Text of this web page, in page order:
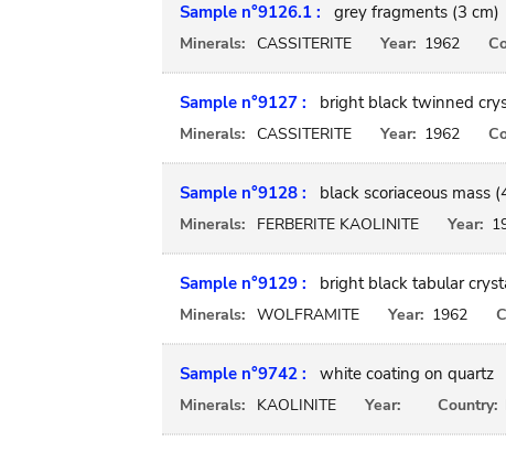
Sample n°9126.1 : grey fragments (3 cm)
Minerals: CASSITERITE Year: 1962
Sample n°9127 : bright black twinned
Minerals: CASSITERITE Year: 1962
Sample n°9128 : black scoriaceous mass
Minerals: FERBERITE KAOLINITE Year:
Sample n°9129 : bright black tabular
Minerals: WOLFRAMITE Year: 1962
Sample n°9742 : white coating on quartz
Minerals: KAOLINITE Year: Country: